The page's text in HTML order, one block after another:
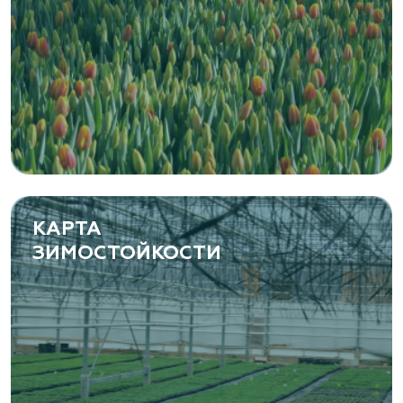
«ЁЛЫ-ПАЛЫ», питомник декоративных
растений
Самарская область, с. Подстепки, ул.
Фермерская 14 А
(8482) 650 010
www.yoly-paly.ru
«ВЕНЕВ» питомник растений
Тульская область, Венёвский р-н, село
Борщевое, улица Лесная, д. 13
8 963 224 87 99
https://www.venev1.ru/
КАРТА
ЗИМОСТОЙКОСТИ